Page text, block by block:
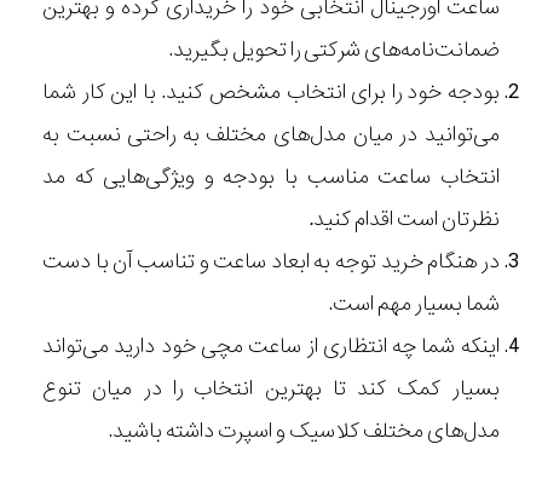
ساعت اورجینال انتخابی خود را خریداری کرده و بهترین
ضمانت‌نامه‌های شرکتی را تحویل بگیرید.
بودجه خود را برای انتخاب مشخص کنید. با این کار شما
می‌توانید در میان مدل‌های مختلف به راحتی نسبت به
انتخاب ساعت مناسب با بودجه و ویژگی‌هایی که مد
نظرتان است اقدام کنید.
در هنگام خرید توجه به ابعاد ساعت و تناسب آن با دست
شما بسیار مهم است.
اینکه شما چه انتظاری از ساعت مچی خود دارید می‌تواند
بسیار کمک کند تا بهترین انتخاب را در میان تنوع
مدل‌های مختلف کلاسیک و اسپرت داشته باشید.